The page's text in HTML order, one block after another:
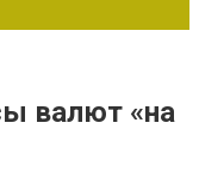
валют «на